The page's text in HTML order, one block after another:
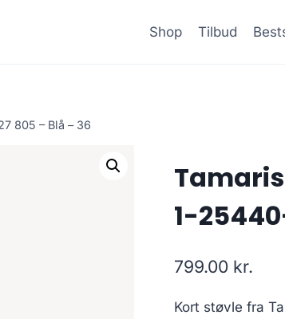
Shop Tilbud
805 – Blå – 36
1-
799.00 kr.
Kort støvle fra